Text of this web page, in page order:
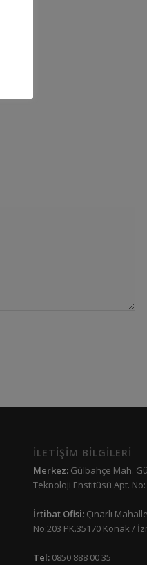
İLETİŞİM BİLGİLERİ
Merkez: Gülbahçe Mah.
Teknoloji Enstitüsü Apt.
İrtibat Ofisi: Çınarlı
No:203 PK.35170 Konak /
Tel: 0850 888 00 35